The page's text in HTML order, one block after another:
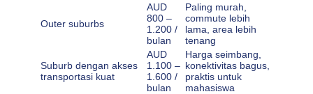
Outer suburbs
AUD
800 –
1.200 /
bulan
Paling murah,
commute lebih
lama, area lebih
tenang
Suburb dengan akses
transportasi kuat
AUD
1.100 –
1.600 /
bulan
Harga seimbang,
konektivitas bagus,
praktis untuk
mahasiswa